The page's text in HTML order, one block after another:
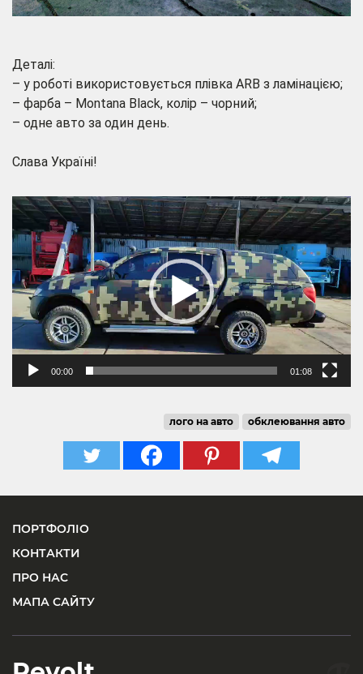
Деталі:
– у роботі використовується плівка ARB з ламінацією;
– фарба – Montana Black, колір – чорний;
– одне авто за один день.
Слава Україні!
Відеопрогравач
00:00 01:08
лого на авто обклеювання авто
ПОРТФОЛІО
КОНТАКТИ
ПРО НАС
МАПА САЙТУ